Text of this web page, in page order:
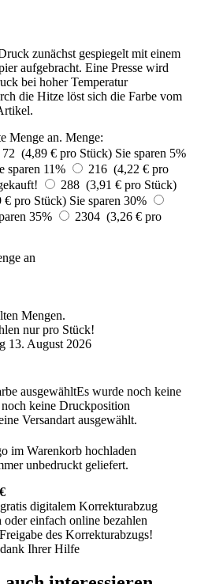
zunächst gespiegelt mit einem
aufgebracht. Eine Presse wird
bei hoher Temperatur
die Hitze löst sich die Farbe vom
Menge an. Menge:
72 (4,89 € pro Stück) Sie sparen 5%
sparen 11%
216 (4,22 € pro
288 (3,91 € pro Stück)
€ pro Stück) Sie sparen 30%
35%
2304 (3,26 € pro
an
Mengen.
nurpro Stück!
13. August 2026
ausgewähltEs wurde noch keine
noch keine Druckposition
Versandart ausgewählt.
im Warenkorb hochladen
unbedruckt geliefert.
digitalem Korrekturabzug
oder einfach online bezahlen
des Korrekturabzugs!
dank Ihrer Hilfe